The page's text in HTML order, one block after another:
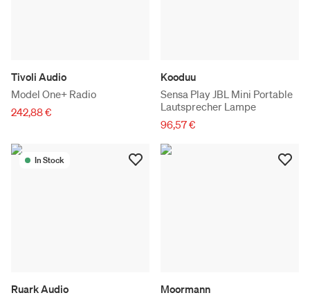
Tivoli Audio
Model One+ Radio
242,88 €
Kooduu
Sensa Play JBL Mini Portable
Lautsprecher Lampe
96,57 €
In Stock
Ruark Audio
Moormann